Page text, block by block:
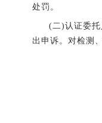
处罚。
(二)认证委
出申诉。对检测